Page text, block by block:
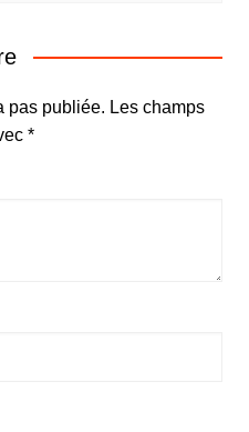
pas publiée. Les champs
*